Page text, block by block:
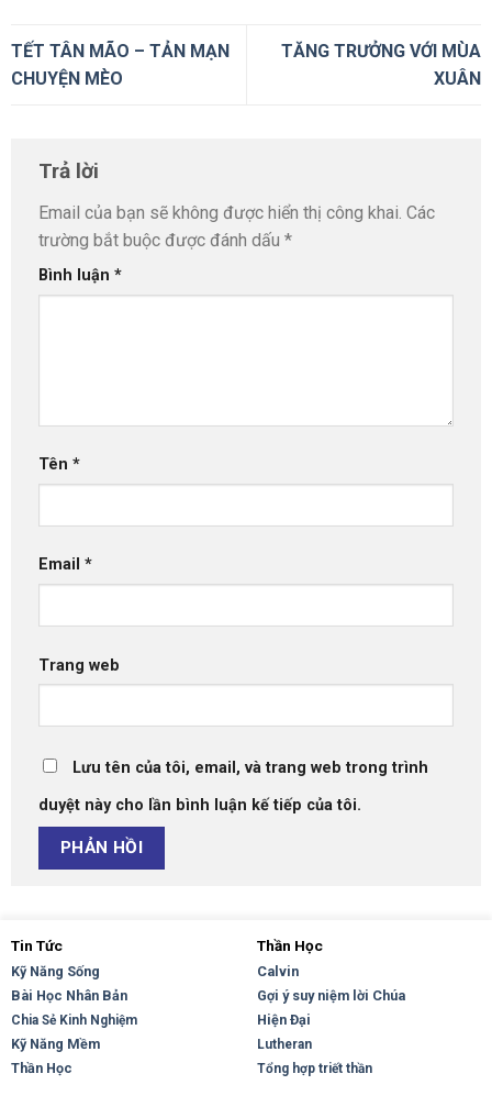
TẾT TÂN MÃO – TẢN MẠN
CHUYỆN MÈO
TĂNG TRƯỞNG VỚI MÙA
XUÂN
Trả lời
Email của bạn sẽ không được hiển thị công khai. Các
trường bắt buộc được đánh dấu *
Bình luận *
Tên *
Email *
Trang web
Lưu tên của tôi, email, và trang web trong trình
duyệt này cho lần bình luận kế tiếp của tôi.
Tin Tức
Kỹ Năng Sống
Bài Học Nhân Bản
Chia Sẻ Kinh Nghiệm
Kỹ Năng Mềm
Thần Học
Thần Học
Calvin
Gợi ý suy niệm lời Chúa
Hiện Đại
Lutheran
Tổng hợp triết thần